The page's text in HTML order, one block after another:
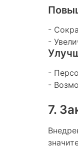
-
-
-
-
7.